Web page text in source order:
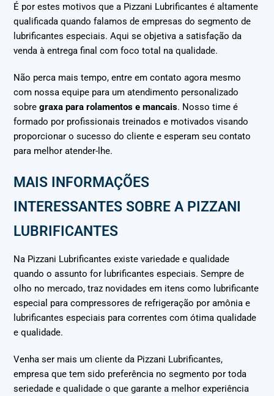
É por estes motivos que a Pizzani Lubrificantes é altamente
qualificada quando falamos de empresas do segmento de
lubrificantes especiais. Aqui se objetiva a satisfação da
venda à entrega final com foco total na qualidade.
Não perca mais tempo, entre em contato agora mesmo
com nossa equipe para um atendimento personalizado
sobregraxa para rolamentos e mancais. Nosso time é
formado por profissionais treinados e motivados visando
proporcionar o sucesso do cliente e esperam seu contato
para melhor atender-lhe.
MAIS INFORMAÇÕES
INTERESSANTES SOBRE A PIZZANI
LUBRIFICANTES
Na Pizzani Lubrificantes existe variedade e qualidade
quando o assunto for lubrificantes especiais. Sempre de
olho no mercado, traz novidades em itens como lubrificante
especial para compressores de refrigeração por amônia e
lubrificantes especiais para correntes com ótima qualidade
e qualidade.
Venha ser mais um cliente da Pizzani Lubrificantes,
empresa que tem sido preferência no segmento por toda
seriedade e qualidade o que garante a melhor experiência